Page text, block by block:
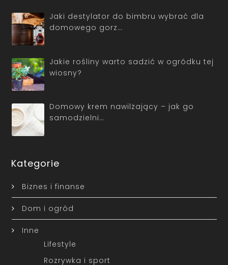
Jaki destylator do bimbru wybrać dla
domowego gorz…
Jakie rośliny warto sadzić w ogródku tej
wiosny?
Domowy krem nawilżający – jak go
samodzielni…
Kategorie
Biznes i finanse
Dom i ogród
Inne
Lifestyle
Rozrywka i sport